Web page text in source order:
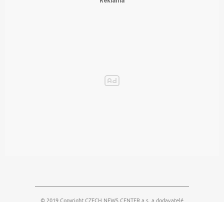
© 2019 Copyright CZECH NEWS CENTER a.s. a dodavatelé